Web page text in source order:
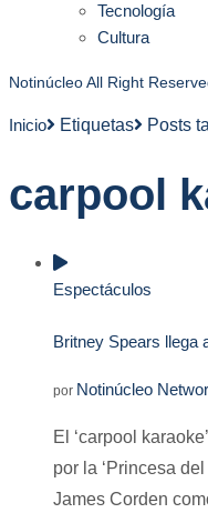
Tecnología
Cultura
Notinúcleo All Right
Inicio Etiquetas Posts
carpool
Espectáculos
Britney Spears llega
por Notinúcleo
El ‘carpool
por la ‘Princesa
James Corden